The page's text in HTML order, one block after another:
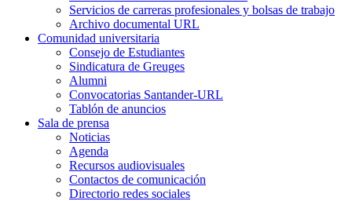
Servicios de carreras profesionales y bolsas de trabajo
Archivo documental URL
Comunidad universitaria
Consejo de Estudiantes
Sindicatura de Greuges
Alumni
Convocatorias Santander-URL
Tablón de anuncios
Sala de prensa
Noticias
Agenda
Recursos audiovisuales
Contactos de comunicación
Directorio redes sociales